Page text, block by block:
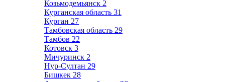
Козьмодемьянск 2
Курганская область 31
Курган 27
Тамбовская область 29
Тамбов 22
Котовск 3
Мичуринск 2
Нур-Султан 29
Бишкек 28